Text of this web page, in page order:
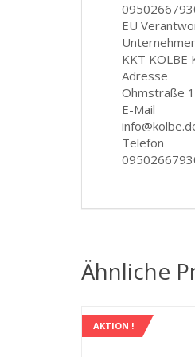
EU
KKT KOLBE
Adresse
Ohmstraße
E-Mail
Telefon
Ähnliche
AKTION !